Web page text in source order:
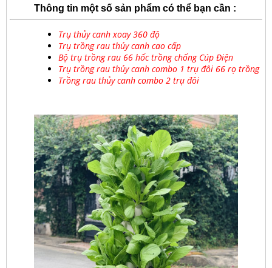
Thông tin một số sản phẩm có thể bạn cần :
Trụ thủy canh xoay 360 độ
Trụ trồng rau thủy canh cao cấp
Bộ trụ trồng rau 66 hốc trồng chống Cúp Điện
Trụ trồng rau thủy canh combo 1 trụ đôi 66 rọ trồng
Trồng rau thủy canh combo 2 trụ đôi